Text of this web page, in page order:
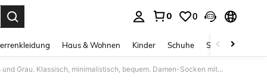
0 0
Haus & Wohnen Kinder Schuhe Schmuck &
12/6/3/1 Paar gestreifte Knöchelsocken, erhältlich in Schwarz, Weiß und Grau. Klassisch, minimalistisch, bequem. Damen-Socken mit niedrigem Ausschnitt, geeignet für alle Jahreszeiten (6 Paar/12 Paar/18 Paar)